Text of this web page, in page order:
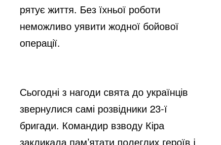
рятує життя. Без їхньої роботи
неможливо уявити жодної бойової
операції.
Сьогодні з нагоди свята до українців
звернулися самі розвідники 23-ї
бригади. Командир взводу Кіра
закликала пам’ятати полеглих героїв і